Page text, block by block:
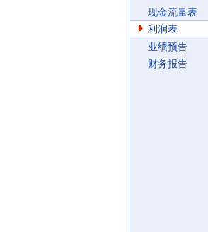
现金流量表
利润表
业绩预告
财务报告